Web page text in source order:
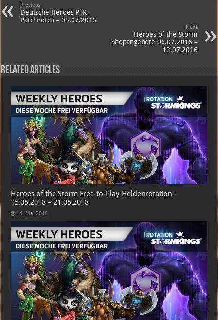
Previous
Deutsche Heroes PTR-
Patchnotes – 05.07.2016
Next
Heroes of the Storm
Shopangebote 06.07.2016 –
12.07.2016
Related Articles
Heroes of the Storm Free-to-Play-Heldenrotation –
15.05.2018 – 21.05.2018
14. Mai 2018